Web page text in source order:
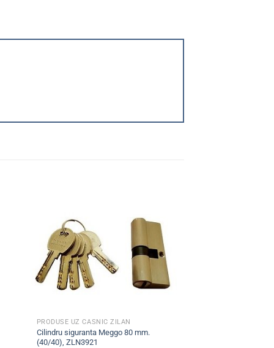
PRODUSE UZ CASNIC ZILAN
Cilindru siguranta Meggo 80 mm.
(40/40), ZLN3921